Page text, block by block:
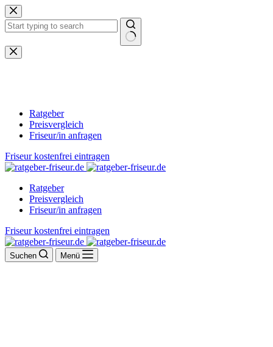
Zum
Inhalt
springen
Keine
Ergebnisse
Ratgeber
Preisvergleich
Friseur/in anfragen
Friseur kostenfrei eintragen
Ratgeber
Preisvergleich
Friseur/in anfragen
Friseur kostenfrei eintragen
Suchen Menü